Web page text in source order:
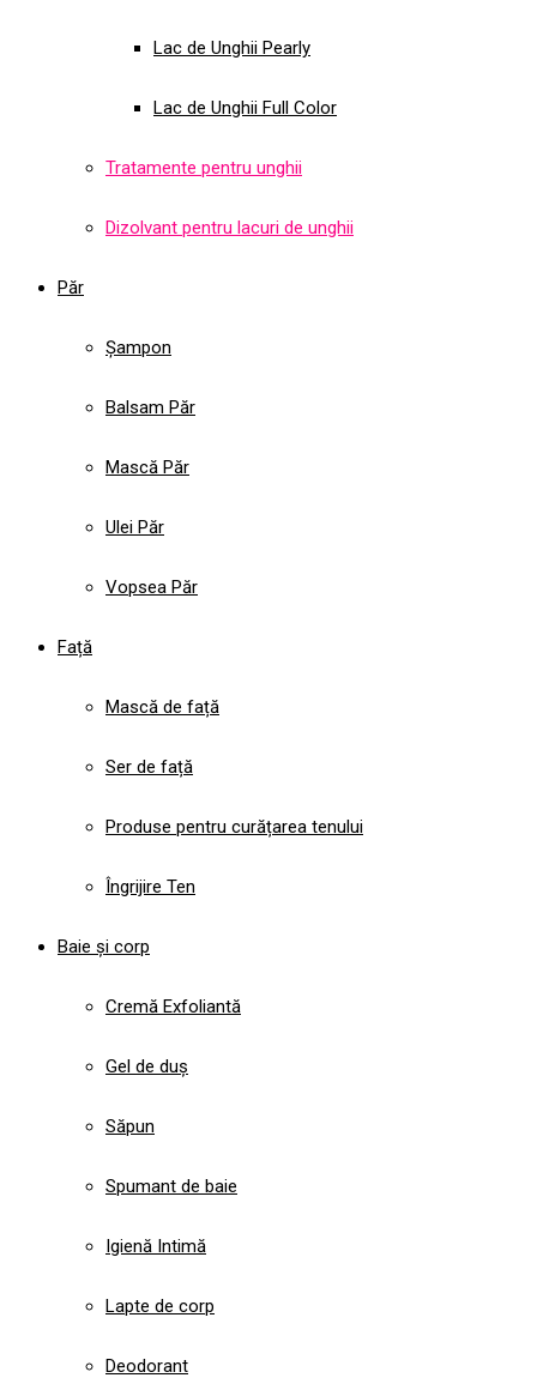
Lac de Unghii Pearly
Lac de Unghii Full Color
Tratamente pentru unghii
Dizolvant pentru lacuri de unghii
Păr
Șampon
Balsam Păr
Mască Păr
Ulei Păr
Vopsea Păr
Față
Mască de față
Ser de față
Produse pentru curățarea tenului
Îngrijire Ten
Baie și corp
Cremă Exfoliantă
Gel de duș
Săpun
Spumant de baie
Igienă Intimă
Lapte de corp
Deodorant